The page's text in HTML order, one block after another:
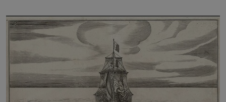
výslechů nikdo nevyvíjel fyzický ani psychický nátlak.
Syn brněnského řezníka chce být knězem a